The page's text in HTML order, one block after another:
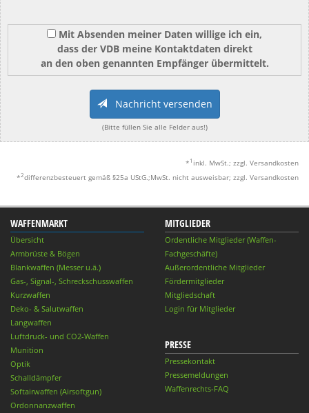
Mit Absenden meiner Daten willige ich ein,
dass der VDB meine Kontaktdaten direkt
an den oben genannten Empfänger übermittelt.
Nachricht versenden
(Bitte füllen Sie alle Felder aus!)
* 1 inkl. MwSt.; zzgl. Versandkosten
*2differenzbesteuert gemäß §25a UStG.;MwSt. nicht ausweisbar; zzgl. Versandkosten
WAFFENMARKT
Übersicht
Armbrüste & Bögen
Blankwaffen (Messer u.ä.)
Gas-, Signal-, Schreckschusswaffen
Kurzwaffen
Deko- & Salutwaffen
Langwaffen
Luftdruck- und CO2-Waffen
Munition
Optik
Schalldämpfer
Softairwaffen (Airsoftgun)
Ordonnanzwaffen
MITGLIEDER
Ordentliche Mitglieder (Waffen-
Fachgeschäfte)
Außerordentliche Mitglieder
Fördermitglieder
Mitgliedschaft
Login für Mitglieder
PRESSE
Pressekontakt
Pressemeldungen
Waffenrechts-FAQ